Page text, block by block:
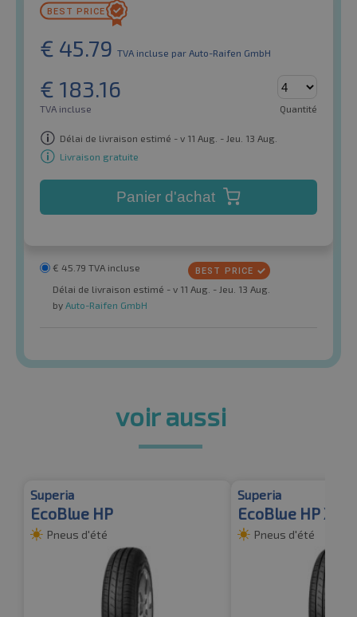
€ 45.79 TVA incluse par Auto-Raifen GmbH
€ 183.16
TVA incluse Quantité
Délai de livraison estimé - v 11 Aug. - Jeu. 13 Aug.
Livraison gratuite
Panier d'achat
€ 45.79 TVA incluse
Délai de livraison estimé - v 11 Aug. - Jeu. 13 Aug.
by Auto-Raifen GmbH
voir aussi
Superia
EcoBlue HP
Pneus d'été
Superia
EcoBlue HP XL
Pneus d'été